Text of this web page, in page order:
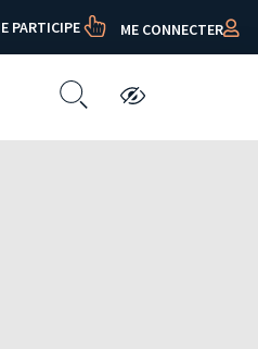
PARTICIPE ME CONNECTER